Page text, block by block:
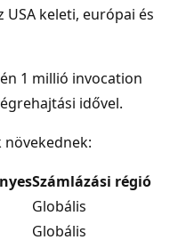
USA keleti, európai és
1 millió invocation
idővel.
növekednek:
Számlázási régió
Globális
Globális